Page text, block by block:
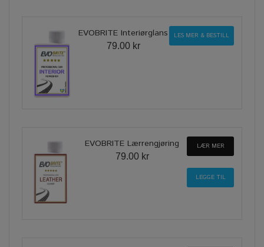
EVOBRITE Interiørglans
79.00 kr
LES MER & BESTILL
EVOBRITE Lærrengjøring
79.00 kr
LÆR MER